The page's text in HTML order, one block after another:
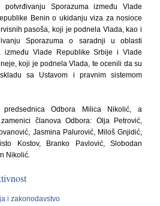
Sporazuma između Vlade
Benin o ukidanju viza za nosioce
pasoša, koji je podnela Vlada, kao i
Sporazuma o saradnji u oblasti
između Vlade Republike Srbije i Vlade
koji je podnela Vlada, te ocenili da su
sa Ustavom i pravnim sistemom
Odbora Milica Nikolić, a
članova Odbora: Olja Petrović,
Jasmina Palurović, Miloš Gnjidić,
Kostov, Branko Pavlović, Slobodan
Nikolić.
i zakonodavstvo